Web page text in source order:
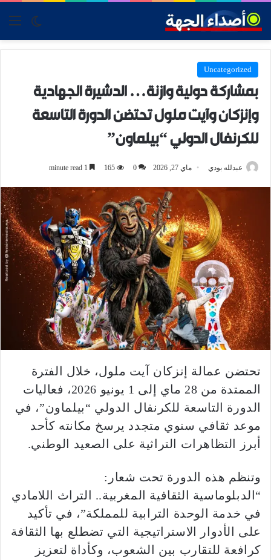
skin
Uncategorized
بمشاركة دولية وازنة… الدشيرة الجهادية
وإنزكان وآيت ملول تحتضن الدورة التاسعة
للكرنفال الدولي “بيلماون”
عبدلله بودي ماي 27, 2026 0
165
تحتضن عمالة إنزكان آيت ملول، خلال الفترة
الممتدة من 28 ماي إلى 1 يونيو 2026، فعاليات
الدورة التاسعة للكرنفال الدولي “بيلماون”، في
موعد ثقافي سنوي متجدد يرسخ مكانته كأحد
أبرز التظاهرات التراثية على الصعيد الوطني.
وتنظم هذه الدورة تحت شعار:
“الدبلوماسية الثقافية المغربية.. التراث اللامادي
في خدمة الوحدة الترابية للمملكة”، في تأكيد
على الأدوار الاستراتيجية التي تضطلع بها الثقافة
كرافعة للتقارب بين الشعوب، وكأداة لتعزيز